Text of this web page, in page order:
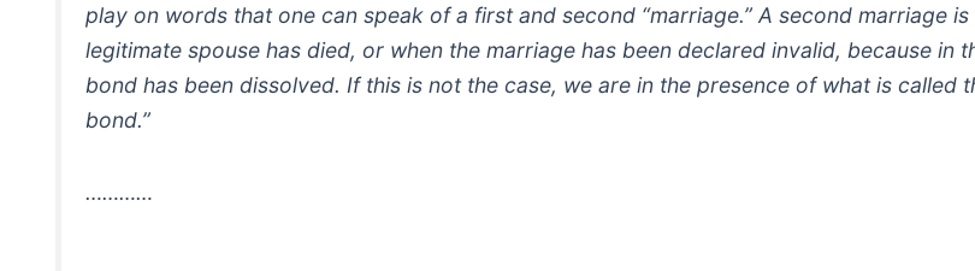
play on words that one can speak of a first and second “marriage.” A second marriage
legitimate spouse has died, or when the marriage has been declared invalid, because in
bond has been dissolved. If this is not the case, we are in the presence of what is called
bond.”
…………